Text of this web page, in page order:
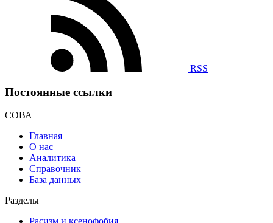
RSS
Постоянные ссылки
СОВА
Главная
О нас
Аналитика
Справочник
База данных
Разделы